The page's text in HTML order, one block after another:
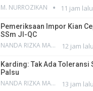
M. NURROZIKAN 11 jam lalu
Pemeriksaan Impor Kian
SSm JI-QC
NANDA RIZKA MAHENDRA 12 jam lalu
Karding: Tak Ada Toleransi
Palsu
NANDA RIZKA MAHENDRA 13 jam lalu